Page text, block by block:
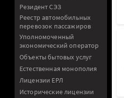
Резидент СЭЗ
Реестр автомобильных
перевозок пассажиров
Уполномоченный
экономический оператор
Объекты бытовых услуг
Естественная монополия
Лицензии ЕРЛ
Исторические лицензии